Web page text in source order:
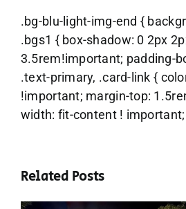
.bg-blu-light-img-end {
.bgs1 { box-shadow: 0 2px
3.5rem!important; padding-
.text-primary, .card-link {
!important; margin-top:
width: fit-content !
Related Posts